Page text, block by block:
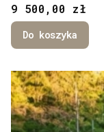
Cena
9 500,00 zł
Do koszyka